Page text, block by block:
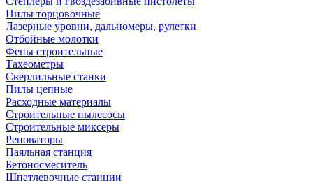
Пилы торцовочные
Лазерные уровни, дальномеры, рулетки
Отбойные молотки
Фены строительные
Тахеометры
Сверлильные станки
Пилы цепные
Расходные материалы
Строительные пылесосы
Строительные миксеры
Реноваторы
Паяльная станция
Бетоносмеситель
Шпатлевочные станции